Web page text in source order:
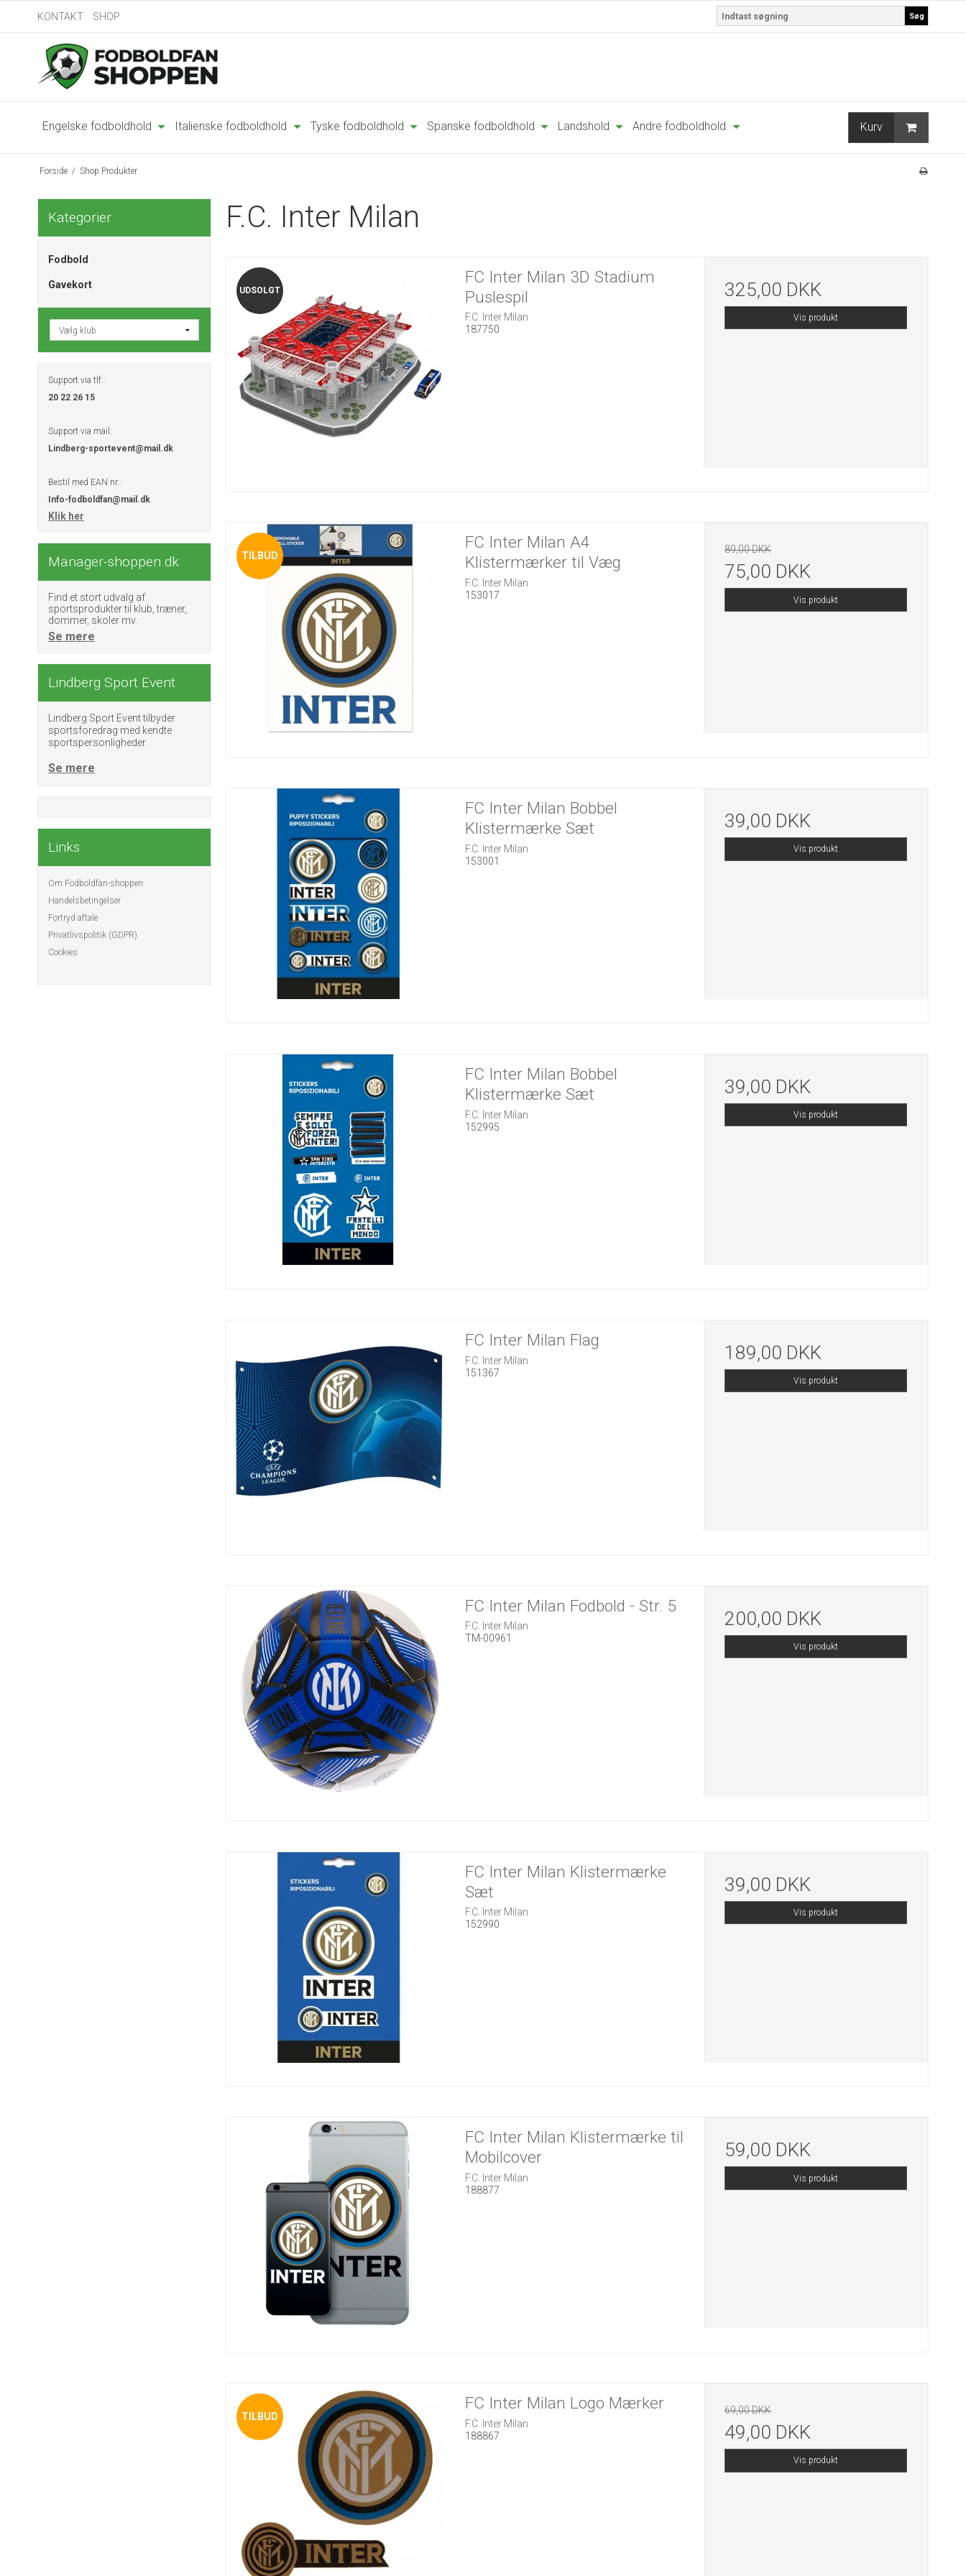
KONTAKT SHOP Søg
Engelske fodboldhold Italienske fodboldhold Tyske fodboldhold Spanske fodboldhold Landshold Andre fodboldhold Kurv
Forside / Shop Produkter
Kategorier
Fodbold
Gavekort
Support via tlf.:
20 22 26 15
Support via mail:
Lindberg-sportevent@mail.dk
Bestil med EAN nr.:
Info-fodboldfan@mail.dk
Klik her
Manager-shoppen.dk
Find et stort udvalg af
sportsprodukter til klub, træner,
dommer, skoler mv.
Se mere
Lindberg Sport Event
Lindberg Sport Event tilbyder
sportsforedrag med kendte
sportspersonligheder.
Se mere
Links
Om Fodboldfan-shoppen
Handelsbetingelser
Fortryd aftale
Privatlivspolitik (GDPR)
Cookies
F.C. Inter Milan
UDSOLGT
FC Inter Milan 3D Stadium
Puslespil
F.C. Inter Milan
187750
325,00 DKK
Vis produkt
TILBUD
FC Inter Milan A4
Klistermærker til Væg
F.C. Inter Milan
153017
89,00 DKK
75,00 DKK
Vis produkt
FC Inter Milan Bobbel
Klistermærke Sæt
F.C. Inter Milan
153001
39,00 DKK
Vis produkt
FC Inter Milan Bobbel
Klistermærke Sæt
F.C. Inter Milan
152995
39,00 DKK
Vis produkt
FC Inter Milan Flag
F.C. Inter Milan
151367
189,00 DKK
Vis produkt
FC Inter Milan Fodbold - Str. 5
F.C. Inter Milan
TM-00961
200,00 DKK
Vis produkt
FC Inter Milan Klistermærke
Sæt
F.C. Inter Milan
152990
39,00 DKK
Vis produkt
FC Inter Milan Klistermærke til
Mobilcover
F.C. Inter Milan
188877
59,00 DKK
Vis produkt
TILBUD
FC Inter Milan Logo Mærker
F.C. Inter Milan
188867
69,00 DKK
49,00 DKK
Vis produkt